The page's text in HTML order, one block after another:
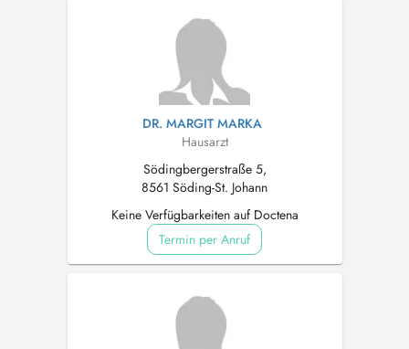
DR. MARGIT MARKA
Hausarzt
Södingbergerstraße 5,
8561 Söding-St. Johann
Keine Verfügbarkeiten auf Doctena
Termin per Anruf